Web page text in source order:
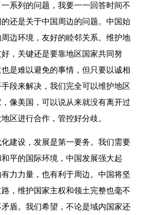
系列的问题，我要一一回答时间不
还是关于中国周边的问题。中国始
边环境，友好的睦邻关系。维护地
，关键还是要靠地区国家共同努
是难以避免的事情，但只要以诚相
段来解决，我们完全可以维护地区
像美国，可以说从来就没有离开过
区进行合作，管控好分歧。
设，发展是第一要务。我们需要
平的国际环境，中国发展强大起
力力量，也有利于周边。中国将坚
，维护国家主权和领土完整也毫不
盾。我们希望，不论是域内国家还